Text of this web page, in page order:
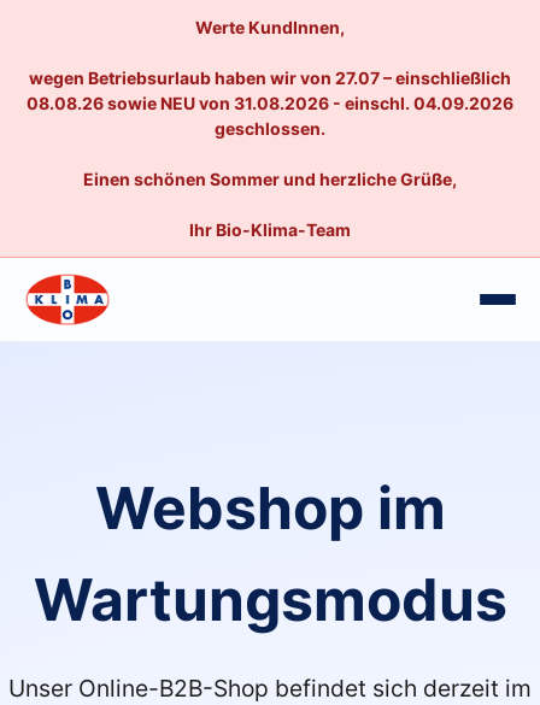
Werte KundInnen,
wegen Betriebsurlaub haben wir von 27.07 – einschließlich
08.08.26 sowie NEU von 31.08.2026 - einschl. 04.09.2026
geschlossen.
Einen schönen Sommer und herzliche Grüße,
Ihr Bio-Klima-Team
Webshop im
Wartungsmodus
Unser Online-B2B-Shop befindet sich derzeit im